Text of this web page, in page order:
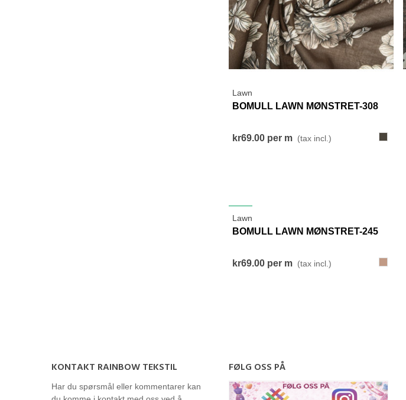
Lawn
BOMULL LAWN MØNSTRET-308
kr69.00 per m (tax incl.)
Lawn
BOMULL LAWN MØNSTRET-245
kr69.00 per m (tax incl.)
KONTAKT RAINBOW TEKSTIL
Har du spørsmål eller kommentarer kan
FØLG OSS PÅ